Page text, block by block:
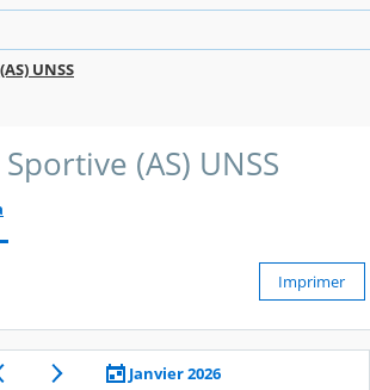
UNSS
(AS) UNSS
Imprimer
Janvier 2026